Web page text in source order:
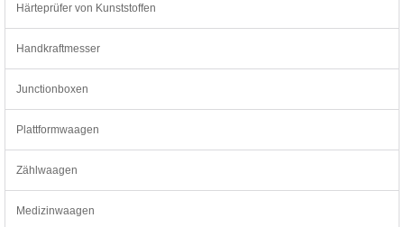
Härteprüfer von Kunststoffen
Handkraftmesser
Junctionboxen
Plattformwaagen
Zählwaagen
Medizinwaagen